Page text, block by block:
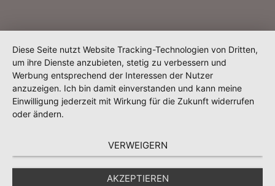
Diese Seite nutzt Website Tracking-Technologien von Dritten,
um ihre Dienste anzubieten, stetig zu verbessern und
Werbung entsprechend der Interessen der Nutzer
anzuzeigen. Ich bin damit einverstanden und kann meine
Einwilligung jederzeit mit Wirkung für die Zukunft widerrufen
oder ändern.
VERWEIGERN
AKZEPTIEREN